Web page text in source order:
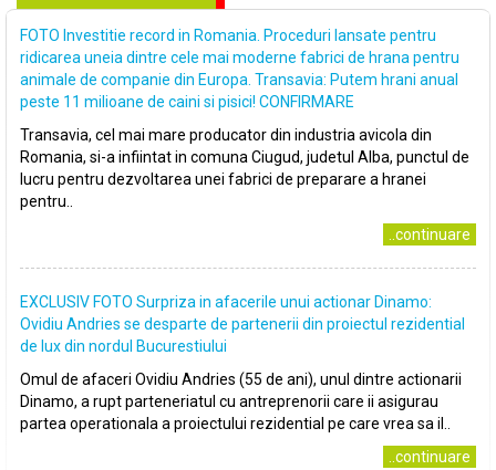
FOTO Investitie record in Romania. Proceduri lansate pentru
ridicarea uneia dintre cele mai moderne fabrici de hrana pentru
animale de companie din Europa. Transavia: Putem hrani anual
peste 11 milioane de caini si pisici! CONFIRMARE
Transavia, cel mai mare producator din industria avicola din
Romania, si-a infiintat in comuna Ciugud, judetul Alba, punctul de
lucru pentru dezvoltarea unei fabrici de preparare a hranei
pentru..
..continuare
EXCLUSIV FOTO Surpriza in afacerile unui actionar Dinamo:
Ovidiu Andries se desparte de partenerii din proiectul rezidential
de lux din nordul Bucurestiului
Omul de afaceri Ovidiu Andries (55 de ani), unul dintre actionarii
Dinamo, a rupt parteneriatul cu antreprenorii care ii asigurau
partea operationala a proiectului rezidential pe care vrea sa il..
..continuare